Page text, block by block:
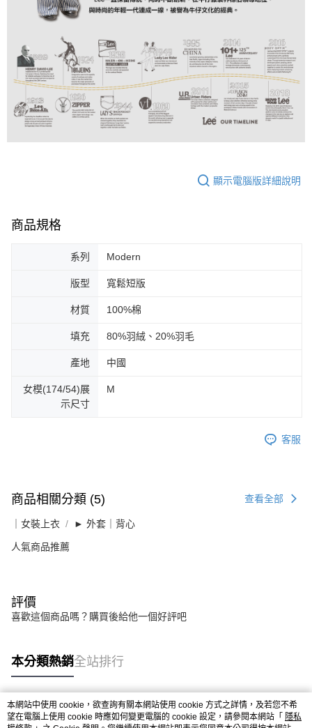
顯示電腦版詳細說明
商品規格
系列 Modern
版型 寬鬆短版
材質 100%棉
填充 80%羽絨、20%羽毛
產地 中國
女模(174/54)展
示尺寸
M
客服
商品相關分類 (5) 查看全部
｜女裝上衣 ► 外套｜背心
人氣商品推薦
評價
喜歡這個商品嗎？購買後給他一個好評吧
本分類熱銷全站排行
熱門標籤
本網站中使用 cookie，欲查詢有關本網站使用 cookie 方式之詳情，及若您不希
望在電腦上使用 cookie 時應如何變更電腦的 cookie 設定，請參閱本網站「 隱私